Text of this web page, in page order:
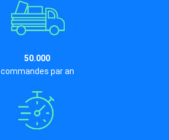
50.000
commandes par an